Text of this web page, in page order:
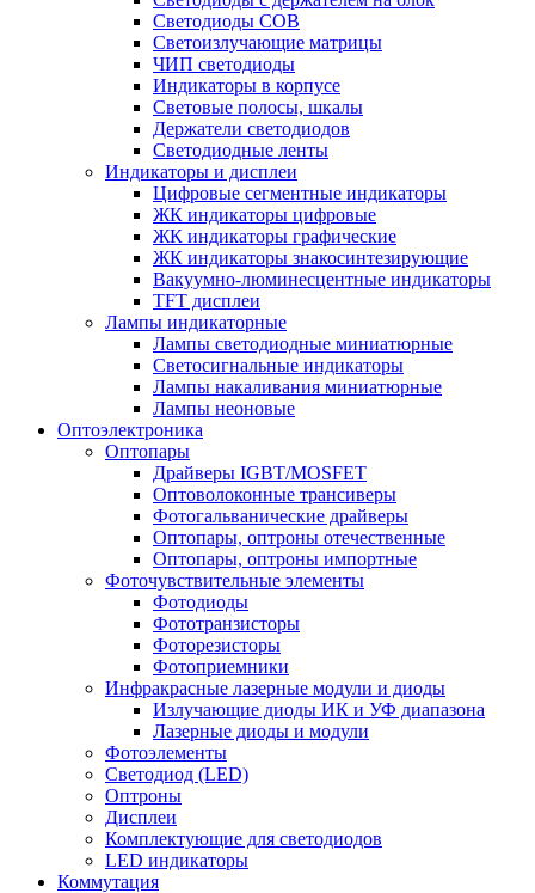
Светодиоды COB
Светоизлучающие матрицы
ЧИП светодиоды
Индикаторы в корпусе
Световые полосы, шкалы
Держатели светодиодов
Светодиодные ленты
Индикаторы и дисплеи
Цифровые сегментные индикаторы
ЖК индикаторы цифровые
ЖК индикаторы графические
ЖК индикаторы знакосинтезирующие
Вакуумно-люминесцентные индикаторы
TFT дисплеи
Лампы индикаторные
Лампы светодиодные миниатюрные
Светосигнальные индикаторы
Лампы накаливания миниатюрные
Лампы неоновые
Оптоэлектроника
Оптопары
Драйверы IGBT/MOSFET
Оптоволоконные трансиверы
Фотогальванические драйверы
Оптопары, оптроны отечественные
Оптопары, оптроны импортные
Фоточувствительные элементы
Фотодиоды
Фототранзисторы
Фоторезисторы
Фотоприемники
Инфракрасные лазерные модули и диоды
Излучающие диоды ИК и УФ диапазона
Лазерные диоды и модули
Фотоэлементы
Светодиод (LED)
Оптроны
Дисплеи
Комплектующие для светодиодов
LED индикаторы
Коммутация